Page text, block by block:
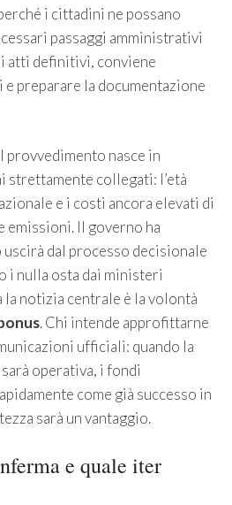
i cittadini ne possano
passaggi amministrativi
atti definitivi, conviene
preparare la documentazione
nasce in
strettamente collegati: l’età
e i costi ancora elevati di
emissioni. Il governo ha
dal processo decisionale
i nulla osta dai ministeri
la notizia centrale è la volontà
. Chi intende approfittarne
ufficiali: quando la
operativa, i fondi
come già successo in
sarà un vantaggio.
e quale iter